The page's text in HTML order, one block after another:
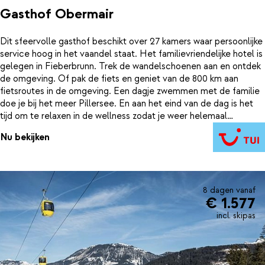
Gasthof Obermair
Dit sfeervolle gasthof beschikt over 27 kamers waar persoonlijke
service hoog in het vaandel staat. Het familievriendelijke hotel is
gelegen in Fieberbrunn. Trek de wandelschoenen aan en ontdek
de omgeving. Of pak de fiets en geniet van de 800 km aan
fietsroutes in de omgeving. Een dagje zwemmen met de familie
doe je bij het meer Pillersee. En aan het eind van de dag is het
tijd om te relaxen in de wellness zodat je weer helemaal
opgeladen bent voor een volgende dag vol ontdekkingen en
avonturen.
Nu bekijken
8 dagen vanaf
€ 1.577
incl. skipas